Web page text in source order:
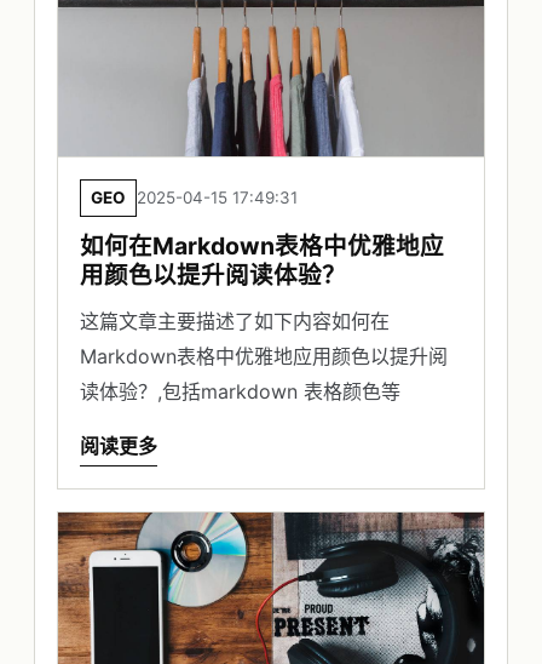
GEO 2025-04-15 17:49:31
如何在Markdown表格中优雅地应
用颜色以提升阅读体验？
这篇文章主要描述了如下内容如何在
Markdown表格中优雅地应用颜色以提升阅
读体验？,包括markdown 表格颜色等
阅读更多